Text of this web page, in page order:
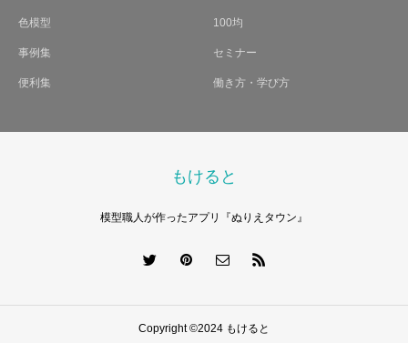
色模型 100均
事例集 セミナー
便利集 働き方・学び方
もけると
模型職人が作ったアプリ『ぬりえタウン』
Copyright ©2024 もけると